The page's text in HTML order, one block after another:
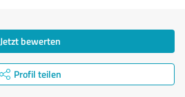
Jetzt bewerten
Profil teilen